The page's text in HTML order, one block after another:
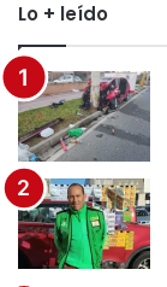
Lo + leído